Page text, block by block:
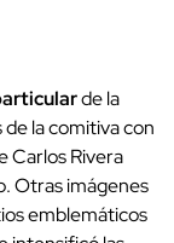
de la
la comitiva con
Carlos Rivera
Otras imágenes
emblemáticos